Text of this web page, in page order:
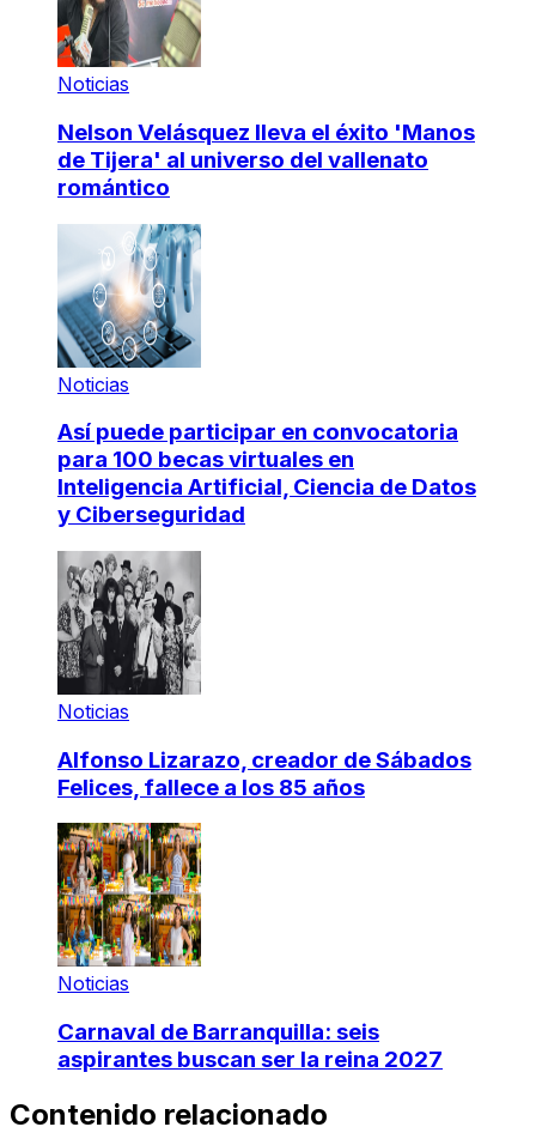
Noticias
Nelson Velásquez lleva el éxito 'Manos
de Tijera' al universo del vallenato
romántico
Noticias
Así puede participar en convocatoria
para 100 becas virtuales en
Inteligencia Artificial, Ciencia de Datos
y Ciberseguridad
Noticias
Alfonso Lizarazo, creador de Sábados
Felices, fallece a los 85 años
Noticias
Carnaval de Barranquilla: seis
aspirantes buscan ser la reina 2027
Contenido relacionado